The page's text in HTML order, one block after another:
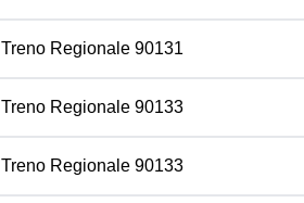
Treno Regionale 90131
Treno Regionale 90133
Treno Regionale 90133